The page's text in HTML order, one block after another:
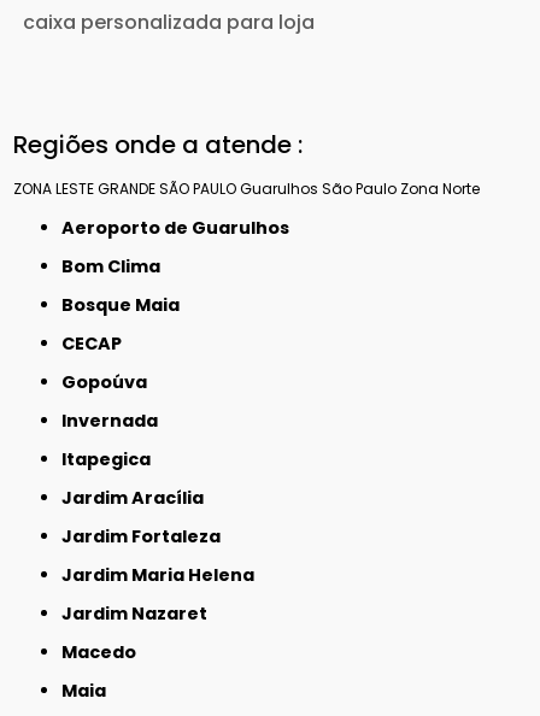
caixa personalizada para loja
Regiões onde a atende :
ZONA LESTEGRANDE SÃO PAULOGuarulhos São Paulo Zona Norte
Aeroporto de Guarulhos
Bom Clima
Bosque Maia
CECAP
Gopoúva
Invernada
Itapegica
Jardim Aracília
Jardim Fortaleza
Jardim Maria Helena
Jardim Nazaret
Macedo
Maia